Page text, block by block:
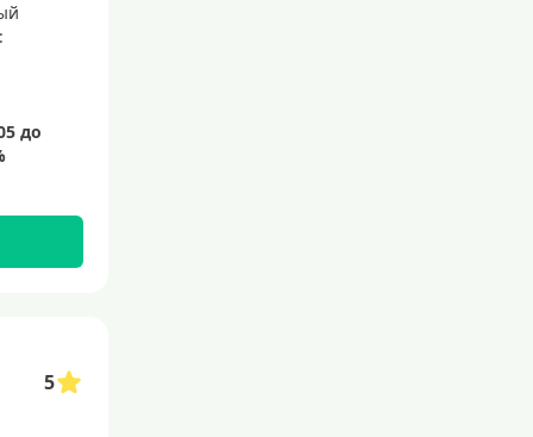
5